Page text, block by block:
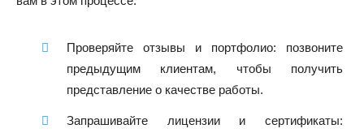
Проверяйте отзывы и портфолио: позвоните
предыдущим клиентам, чтобы получить
представление о качестве работы.
Запрашивайте лицензии и сертификаты: